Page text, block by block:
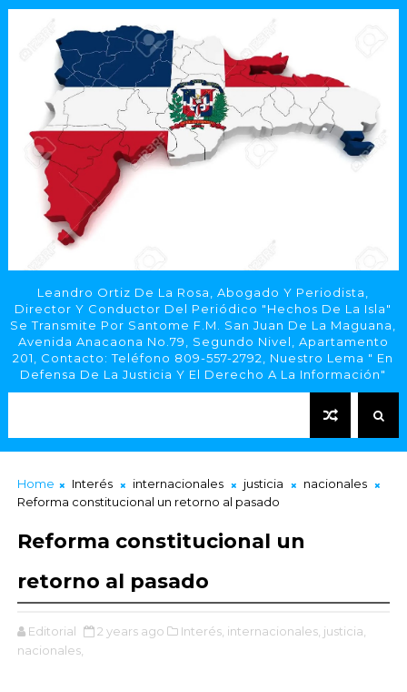
Leandro Ortiz De La Rosa, Abogado Y Periodista,
Director Y Conductor Del Periódico "Hechos De La Isla"
Se Transmite Por Santome F.M. San Juan De La Maguana,
Avenida Anacaona No.79, Segundo Nivel, Apartamento
201, Contacto: Teléfono 809-557-2792, Nuestro Lema " En
Defensa De La Justicia Y El Derecho A La Información"
Home Interés internacionales justicia
nacionales
Reforma constitucional un retorno al pasado
Reforma constitucional un
retorno al pasado
Editorial 2 years ago Interés, internacionales, justicia,
nacionales,